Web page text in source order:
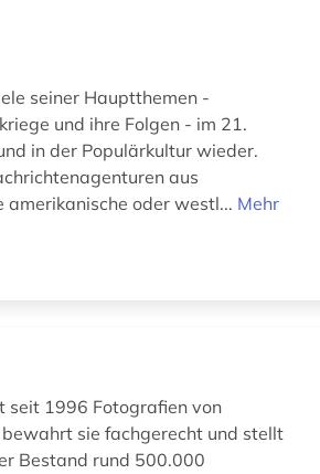
seiner Hauptthemen -
und ihre Folgen - im 21.
in der Populärkultur wieder.
aus
amerikanische oder westl... Mehr
seit 1996 Fotografien von
sie fachgerecht und stellt
Bestand rund 500.000